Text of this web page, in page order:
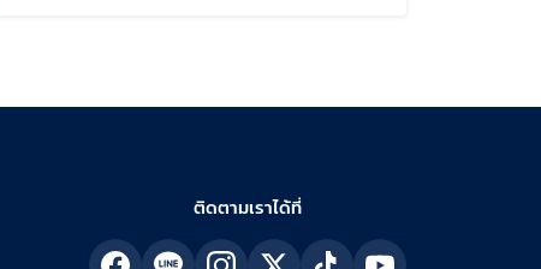
ติดตามเราได้ที่